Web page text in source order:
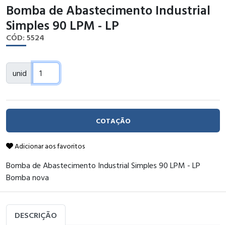
Bomba de Abastecimento Industrial
Simples 90 LPM - LP
CÓD: 5524
unid
COTAÇÃO
Adicionar aos favoritos
Bomba de Abastecimento Industrial Simples 90 LPM - LP
Bomba nova
DESCRIÇÃO